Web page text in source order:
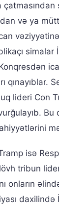
və ya
qınayıblar.
lideri Con
Bu
isə
tribun
onların
daxilində